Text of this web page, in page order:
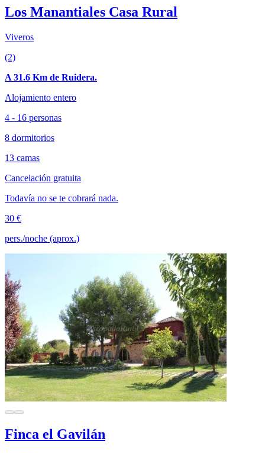
Los Manantiales Casa Rural
Viveros
(2)
A 31.6 Km de Ruidera.
Alojamiento entero
4 - 16 personas
8 dormitorios
13 camas
Cancelación gratuita
Todavía no se te cobrará nada.
30 €
pers./noche (aprox.)
Finca el Gavilán